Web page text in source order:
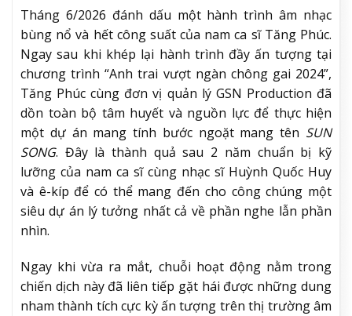
Tháng 6/2026 đánh dấu một hành trình âm nhạc
bùng nổ và hết công suất của nam ca sĩ Tăng Phúc.
Ngay sau khi khép lại hành trình đầy ấn tượng tại
chương trình “Anh trai vượt ngàn chông gai 2024”,
Tăng Phúc cùng đơn vị quản lý GSN Production đã
dồn toàn bộ tâm huyết và nguồn lực để thực hiện
một dự án mang tính bước ngoặt mang tên SUN
SONG. Đây là thành quả sau 2 năm chuẩn bị kỹ
lưỡng của nam ca sĩ cùng nhạc sĩ Huỳnh Quốc Huy
và ê-kíp để có thể mang đến cho công chúng một
siêu dự án lý tưởng nhất cả về phần nghe lẫn phần
nhìn.
Ngay khi vừa ra mắt, chuỗi hoạt động nằm trong
chiến dịch này đã liên tiếp gặt hái được những dung
nham thành tích cực kỳ ấn tượng trên thị trường âm